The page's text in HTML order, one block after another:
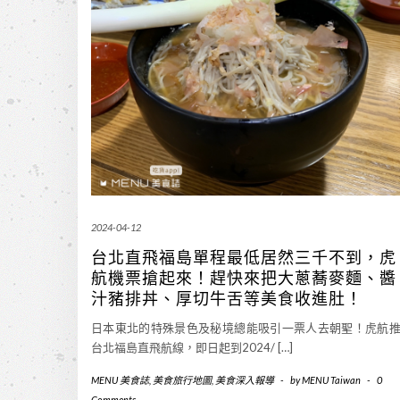
2024-04-12
台北直飛福島單程最低居然三千不到，虎
航機票搶起來！趕快來把大蔥蕎麥麵、醬
汁豬排丼、厚切牛舌等美食收進肚！
日本東北的特殊景色及秘境總能吸引一票人去朝聖！虎航
台北福島直飛航線，即日起到2024/ […]
MENU 美食誌, 美食旅行地圖, 美食深入報導 - byMENU Taiwan -
0